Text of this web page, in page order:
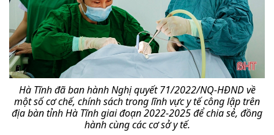
Hà Tĩnh đã ban hành Nghị quyết 71/2022/NQ-HĐND về
một số cơ chế, chính sách trong lĩnh vực y tế công lập trên
địa bàn tỉnh Hà Tĩnh giai đoạn 2022-2025 để chia sẻ, đồng
hành cùng các cơ sở y tế.